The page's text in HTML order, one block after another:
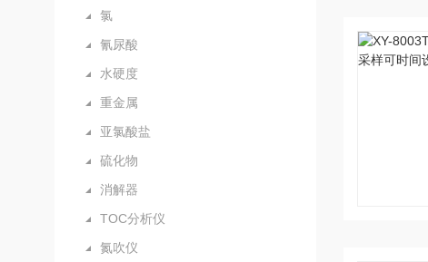
氯
氰尿酸
水硬度
重金属
亚氯酸盐
硫化物
消解器
TOC分析仪
氮吹仪